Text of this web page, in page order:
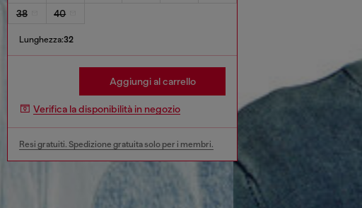
38
40
Lunghezza:32
Aggiungi al carrello
Verifica la disponibilità in negozio
Resi gratuiti. Spedizione gratuita solo per i membri.